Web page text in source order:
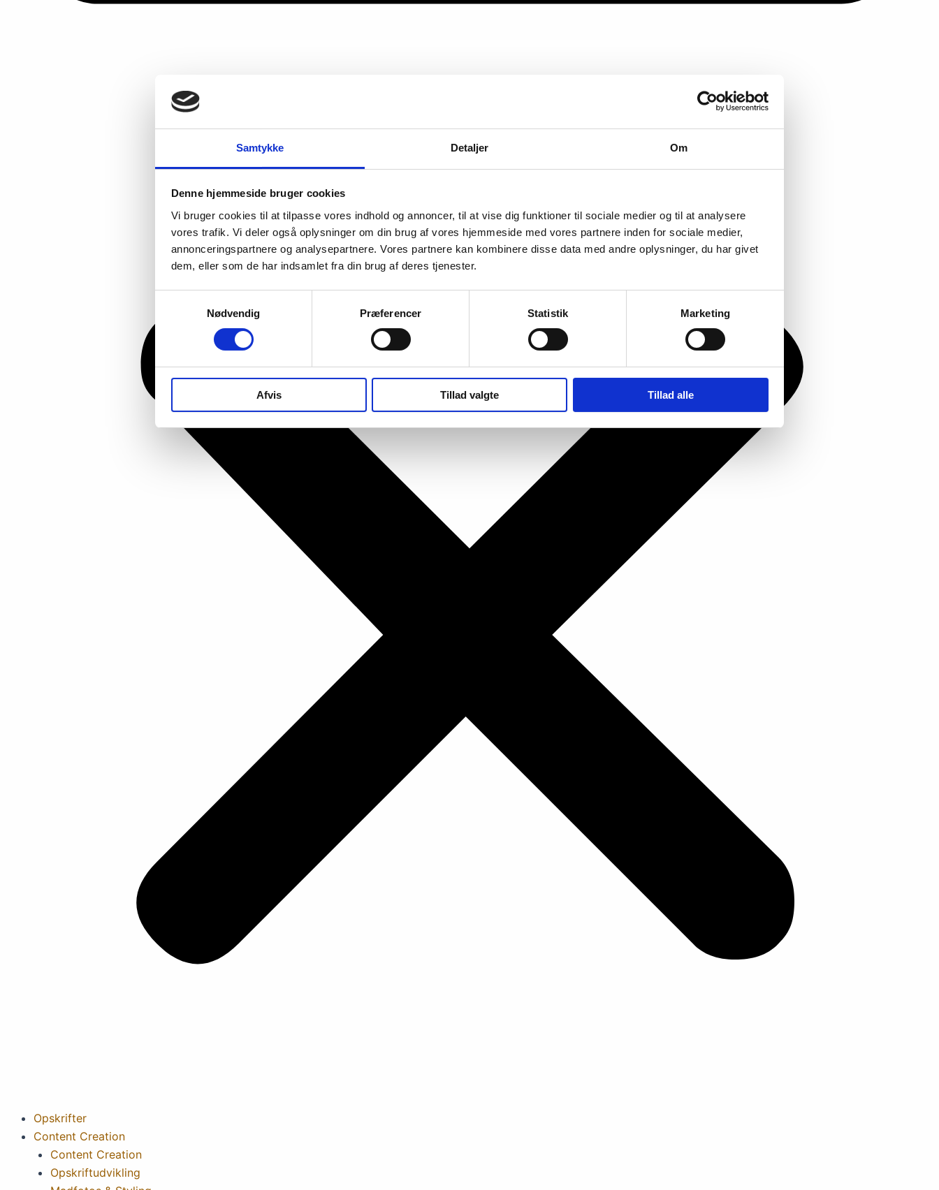
Samtykke Detaljer Om
Denne hjemmeside bruger cookies
Vi bruger cookies til at tilpasse vores indhold og annoncer, til at vise dig funktioner til sociale medier og til at analysere
vores trafik. Vi deler også oplysninger om din brug af vores hjemmeside med vores partnere inden for sociale medier,
annonceringspartnere og analysepartnere. Vores partnere kan kombinere disse data med andre oplysninger, du har givet
dem, eller som de har indsamlet fra din brug af deres tjenester.
Nødvendig
Præferencer Statistik Marketing
Afvis Tillad valgte Tillad alle
Opskrifter
Content Creation
Content Creation
Opskriftudvikling